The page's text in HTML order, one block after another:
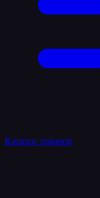
Каталог товаров